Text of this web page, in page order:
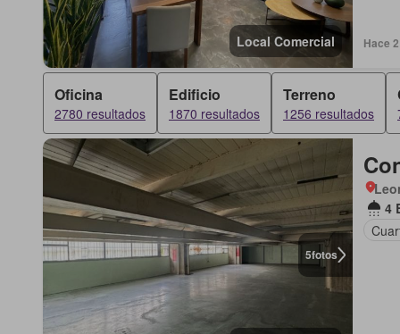
Local Comercial Hace
Oficina
2780 resultados
Edificio
1870 resultados
Terreno
1256 resultados
5fotos
4